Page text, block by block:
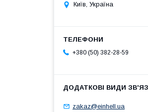
Київ, Україна
+380 (50) 382-28-59
zakaz@einhell.ua